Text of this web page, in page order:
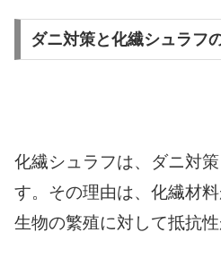
ダニ対策と化繊シュラフ
化繊シュラフは、ダニ対
す。その理由は、化繊材
生物の繁殖に対して抵抗性